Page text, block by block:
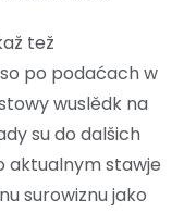
tež
po podaćach w
wuslědk na
su do dalšich
aktualnym stawje
surowiznu jako